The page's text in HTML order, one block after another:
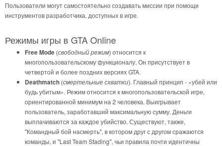
Пользователи могут самостоятельно создавать миссии при помощи
инструментов разработчика, доступных в игре.
Режимы игры в GTA Online
Free Mode (свободный режим) относится к
многопользовательскому функционалу. Он присутствует в
четвертой и более поздних версиях GTA.
Deathmatch (смертельные схватки). Главный принцип - «убей или
будь убитым». Режим относится к многопользовательской игре,
ориентированной минимум на 2 человека. Выигрывает
пользователь, заработавший максимальную сумму. Деньги
выплачиваются за каждое убийство. Существуют, также,
"Командный бой насмерть", в котором друг с другом сражаются
команды, и "Last Team Stading", чьи правила почти идентичны